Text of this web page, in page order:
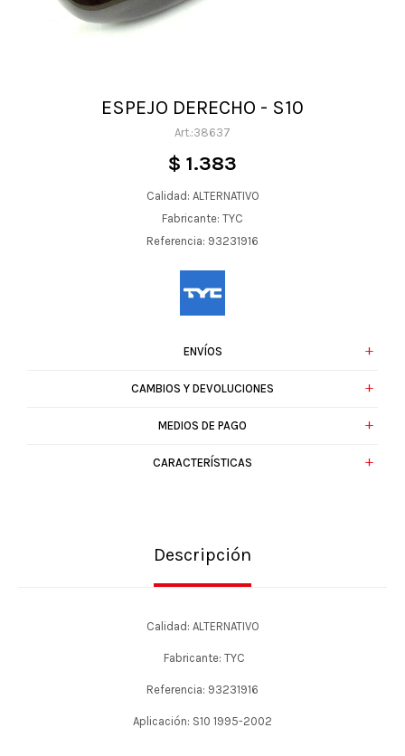
ESPEJO DERECHO - S10
38637
$ 1.383
Calidad: ALTERNATIVO
Fabricante: TYC
Referencia: 93231916
ENVÍOS
CAMBIOS Y DEVOLUCIONES
MEDIOS DE PAGO
CARACTERÍSTICAS
Descripción
Calidad: ALTERNATIVO
Fabricante: TYC
Referencia: 93231916
Aplicación: S10 1995-2002